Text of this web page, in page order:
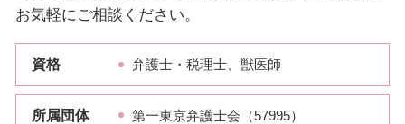
お気軽にご相談ください。
資格 弁護士・税理士、獣医師
所属団体
第一東京弁護士会（57995）